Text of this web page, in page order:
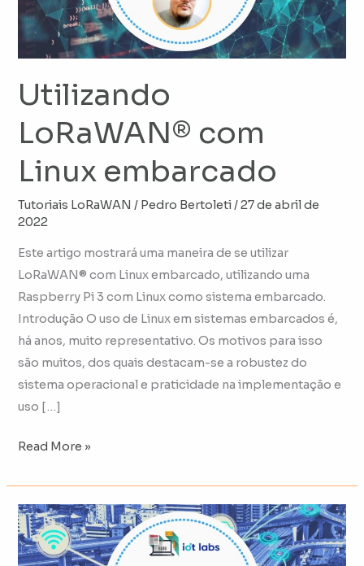
Utilizando
LoRaWAN® com
Linux embarcado
Tutoriais LoRaWAN / Pedro Bertoleti/27 de abril de
2022
Este artigo mostrará uma maneira de se utilizar
LoRaWAN® com Linux embarcado, utilizando uma
Raspberry Pi 3 com Linux como sistema embarcado.
Introdução O uso de Linux em sistemas embarcados é,
há anos, muito representativo. Os motivos para isso
são muitos, dos quais destacam-se a robustez do
sistema operacional e praticidade na implementação e
uso […]
Read More »
Criando
Aplicações
LoRaWAN®